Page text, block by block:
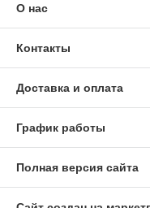
О нас
Контакты
Доставка и оплата
График работы
Полная версия сайта